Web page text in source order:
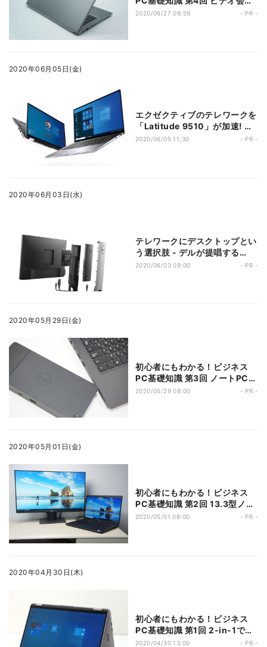
にも便利! 会社でも自宅でも使
2020/06/27 09:59 - PR -
2020年06月05日(金)
エクゼクティブのテレワークを
「Latitude 9510」が加速! 充
実した周辺機器も業務をサポー
2020/06/05 11:30 - PR -
2020年06月03日(水)
テレワークにデスクトップとい
う選択肢 - デルが提唱する
「OptiPlex 7070 Ultra」活用
2020/06/03 09:00 - PR -
2020年05月29日(金)
初心者にもわかる！ビジネス
PC基礎知識 第3回 ノートPCと
周辺機器の連係が一気に楽にな
2020/05/29 08:00 - PR -
2020年05月01日(金)
初心者にもわかる！ビジネス
PC基礎知識 第2回 13.3型ノー
トPCとType-C対応モニター
2020/05/01 08:00 - PR -
2020年04月30日(木)
初心者にもわかる！ビジネス
PC基礎知識 第1回 2-in-1でテ
レワークの打ち合わせも効率的
2020/04/30 13:00 - PR -